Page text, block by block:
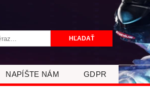
NAPÍŠTE NÁM GDPR